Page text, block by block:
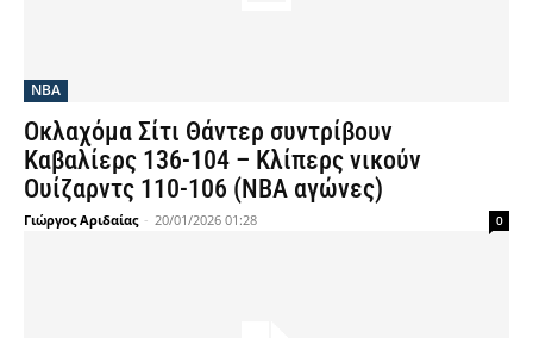
NBA
Οκλαχόμα Σίτι Θάντερ συντρίβουν
Καβαλίερς 136-104 – Κλίπερς νικούν
Ουίζαρντς 110-106 (NBA αγώνες)
Γιώργος Αριδαίας - 20/01/2026 01:28 0